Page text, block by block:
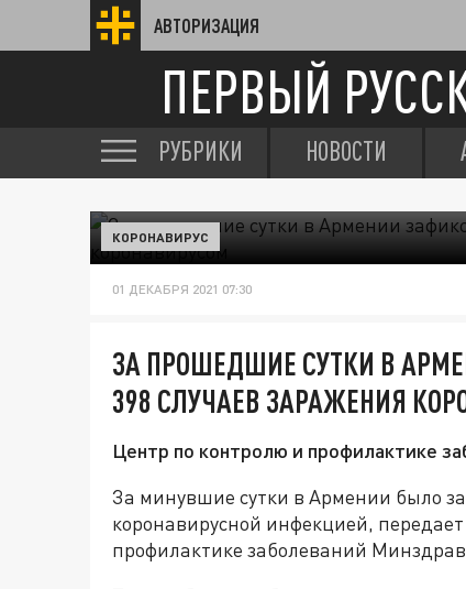
АВТОРИЗАЦИЯ
ПЕРВЫЙ
РУБРИКИ НОВОСТИ
КОРОНАВИРУС
01 ДЕКАБРЯ 2021 07:30
ЗА ПРОШЕДШИЕ СУТКИ В
398 СЛУЧАЕВ ЗАРАЖЕНИЯ
Центр по контролю и профилактике
За минувшие сутки в Армении было
коронавирусной инфекцией,
профилактике заболеваний